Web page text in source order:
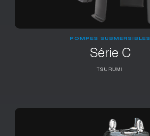
POMPES SUBMERSIBLES
Série C
TSURUMI